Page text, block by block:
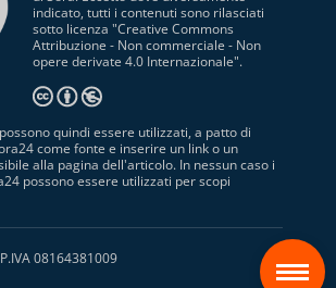
indicato, tutti i contenuti sono rilasciati
sotto licenza "Creative Commons
Attribuzione - Non commerciale - Non
opere derivate 4.0 Internazionale".
quindi essere utilizzati, a patto di
come fonte e inserire un link o un
alla pagina dell'articolo. In nessun caso i
possono essere utilizzati per scopi
08164381009